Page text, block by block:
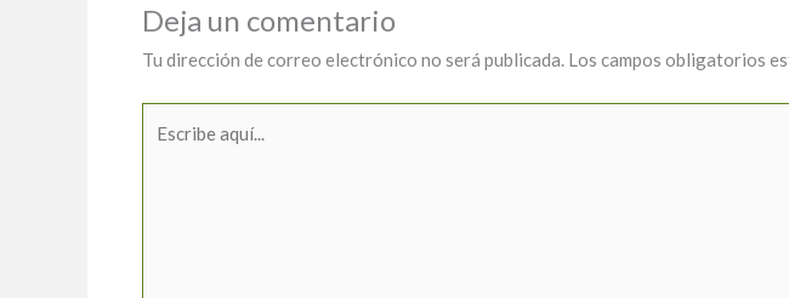
Deja un comentario
Tu dirección de correo electrónico no será publicada. Los campos obligatorios